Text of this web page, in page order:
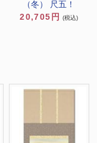
（冬） 尺五！
20,705円
(税込)